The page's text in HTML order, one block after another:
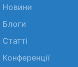
Новини
Блоги
Статті
Конференції